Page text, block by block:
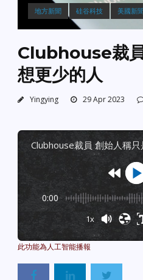
地方新聞 硅谷科技 美國新
Clubhouse裁
想更少的人
Yingying 29 Apr 2023
clubhouse裁員 創始人稱
0:00
1x